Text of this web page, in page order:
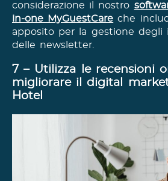
considerazione il nostro
in-one MyGuestCare che
apposito per la gestione degli
delle newsletter.
7 – Utilizza le recensioni
migliorare il digital
Hotel